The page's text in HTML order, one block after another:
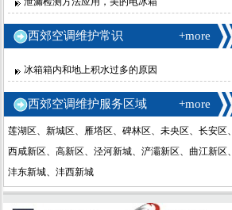
+more
西郊空调维护常识
冰箱箱内和地上积水过多的原因
+more
西郊空调维护服务区域
莲湖区、新城区、雁塔区、碑林区、未央区、长安区、
西咸新区、高新区、泾河新城、浐灞新区、曲江新区、
沣东新城、沣西新城